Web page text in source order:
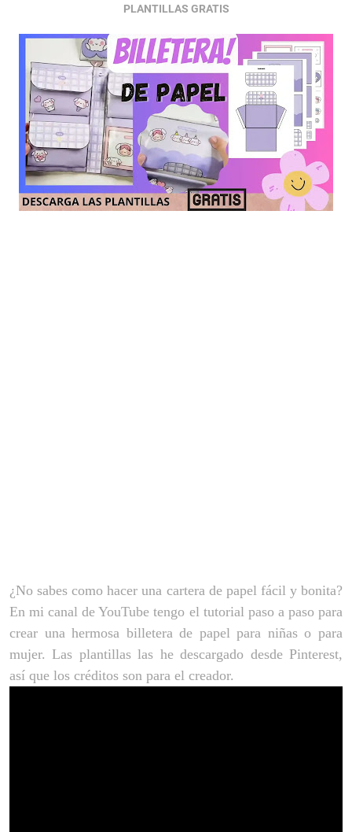
PLANTILLAS GRATIS
¿No sabes como hacer una cartera de papel fácil y bonita?
En mi canal de YouTube tengo el tutorial paso a paso para
crear una hermosa billetera de papel para niñas o para
mujer. Las plantillas las he descargado desde Pinterest,
así que los créditos son para el creador.